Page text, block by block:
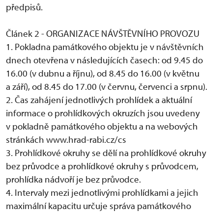
předpisů.
Článek 2 - ORGANIZACE NÁVŠTĚVNÍHO PROVOZU
1. Pokladna památkového objektu je v návštěvních
dnech otevřena v následujících časech: od 9.45 do
16.00 (v dubnu a říjnu), od 8.45 do 16.00 (v květnu
a září), od 8.45 do 17.00 (v červnu, červenci a srpnu).
2. Čas zahájení jednotlivých prohlídek a aktuální
informace o prohlídkových okruzích jsou uvedeny
v pokladně památkového objektu a na webových
stránkách www.hrad-rabi.cz/cs
3. Prohlídkové okruhy se dělí na prohlídkové okruhy
bez průvodce a prohlídkové okruhy s průvodcem,
prohlídka nádvoří je bez průvodce.
4. Intervaly mezi jednotlivými prohlídkami a jejich
maximální kapacitu určuje správa památkového